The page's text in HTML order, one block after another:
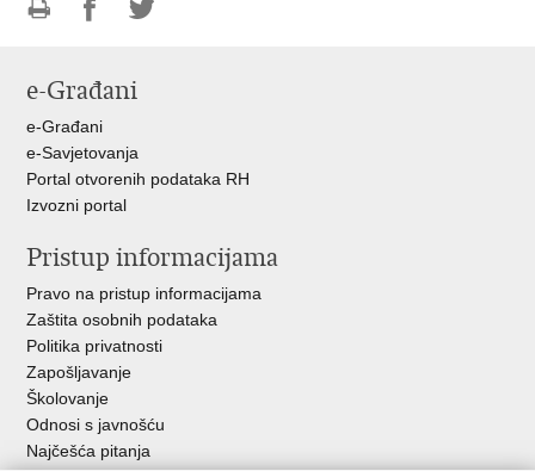
FacebookuTwitteru
e-Građani
e-Građani
e-Savjetovanja
Portal otvorenih podataka RH
Izvozni portal
Pristup informacijama
Pravo na pristup informacijama
Zaštita osobnih podataka
Politika privatnosti
Zapošljavanje
Školovanje
Odnosi s javnošću
Najčešća pitanja